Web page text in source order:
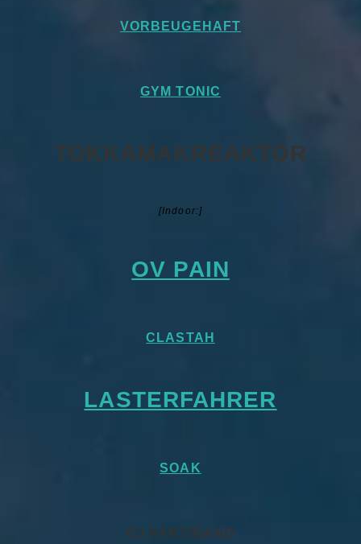
VORBEUGEHAFT
GYM TONIC
TOKKAMAKREAKTOR
[Indoor:]
OV PAIN
CLASTAH
LASTERFAHRER
SOAK
DJ PARTIGANO